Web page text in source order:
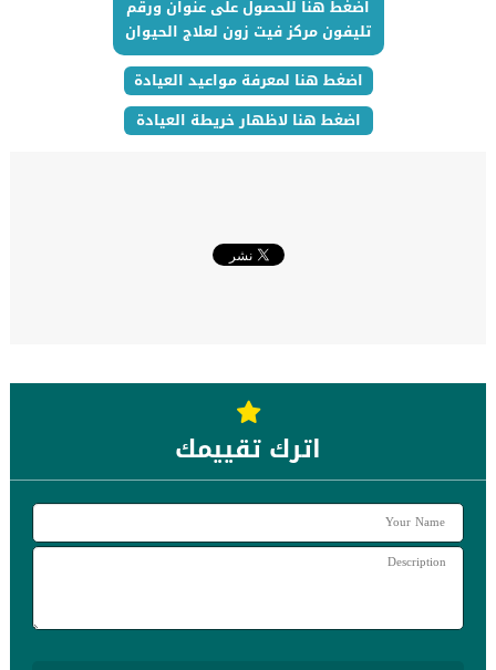
اضغط هنا للحصول على عنوان ورقم
تليفون مركز فيت زون لعلاج الحيوان
اضغط هنا لمعرفة مواعيد العيادة
اضغط هنا لاظهار خريطة العيادة
اترك تقييمك